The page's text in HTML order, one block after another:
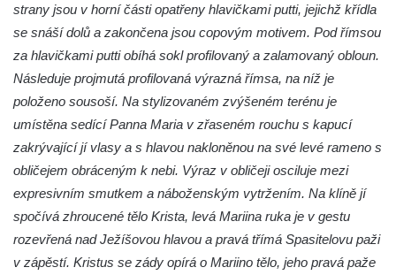
Socha Rys číhající na srnu v ZOO Hluboká
Socha Orlice v ZOO Hluboká
Socha Tygr v ZOO Hluboká
Socha Kozorožec horský v ZOO Hluboká
Socha Včela v ZOO Hluboká
Socha Housenka v ZOO Hluboká
Socha Beruška v ZOO Hluboká
strany jsou v horní části opatřeny hlavičkami putti, jejichž křídla
se snáší dolů a zakončena jsou copovým motivem. Pod římsou
za hlavičkami putti obíhá sokl profilovaný a zalamovaný obloun.
Následuje projmutá profilovaná výrazná římsa, na níž je
položeno sousoší. Na stylizovaném zvýšeném terénu je
umístěna sedící Panna Maria v zřaseném rouchu s kapucí
zakrývající jí vlasy a s hlavou nakloněnou na své levé rameno s
obličejem obráceným k nebi. Výraz v obličeji osciluje mezi
expresivním smutkem a náboženským vytržením. Na klíně jí
spočívá zhroucené tělo Krista, levá Mariina ruka je v gestu
rozevřená nad Ježíšovou hlavou a pravá třímá Spasitelovu paži
v zápěstí. Kristus se zády opírá o Mariino tělo, jeho pravá paže